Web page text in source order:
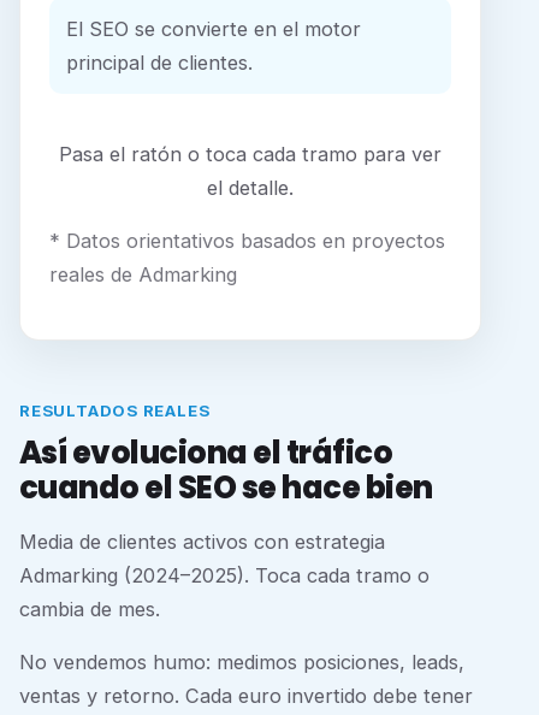
El SEO se convierte en el motor
principal de clientes.
Pasa el ratón o toca cada tramo para ver
el detalle.
* Datos orientativos basados en proyectos
reales de Admarking
RESULTADOS REALES
Así evoluciona el tráfico
cuando el SEO se hace bien
Media de clientes activos con estrategia
Admarking (2024–2025). Toca cada tramo o
cambia de mes.
No vendemos humo: medimos posiciones, leads,
ventas y retorno. Cada euro invertido debe tener